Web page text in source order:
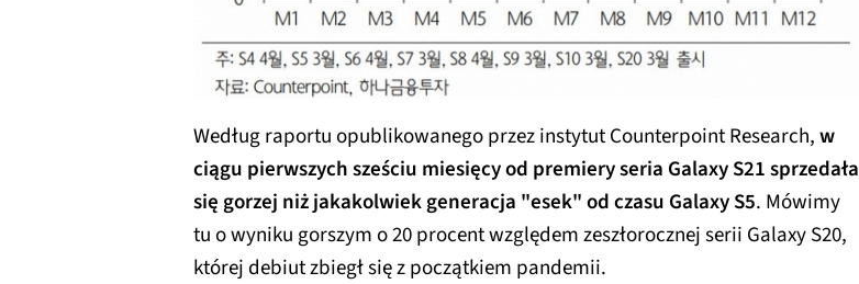
Według raportu opublikowanego przez instytut Counterpoint Research,w
ciągu pierwszych sześciu miesięcy od premiery seria Galaxy S21 sprzedała
się gorzej niż jakakolwiek generacja "esek" od czasu Galaxy S5. Mówimy
tu o wyniku gorszym o 20 procent względem zeszłorocznej serii Galaxy S20,
której debiut zbiegł się z początkiem pandemii.